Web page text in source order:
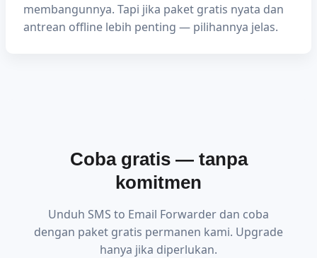
membangunnya. Tapi jika paket gratis nyata dan
antrean offline lebih penting — pilihannya jelas.
Coba gratis — tanpa
komitmen
Unduh SMS to Email Forwarder dan coba
dengan paket gratis permanen kami. Upgrade
hanya jika diperlukan.